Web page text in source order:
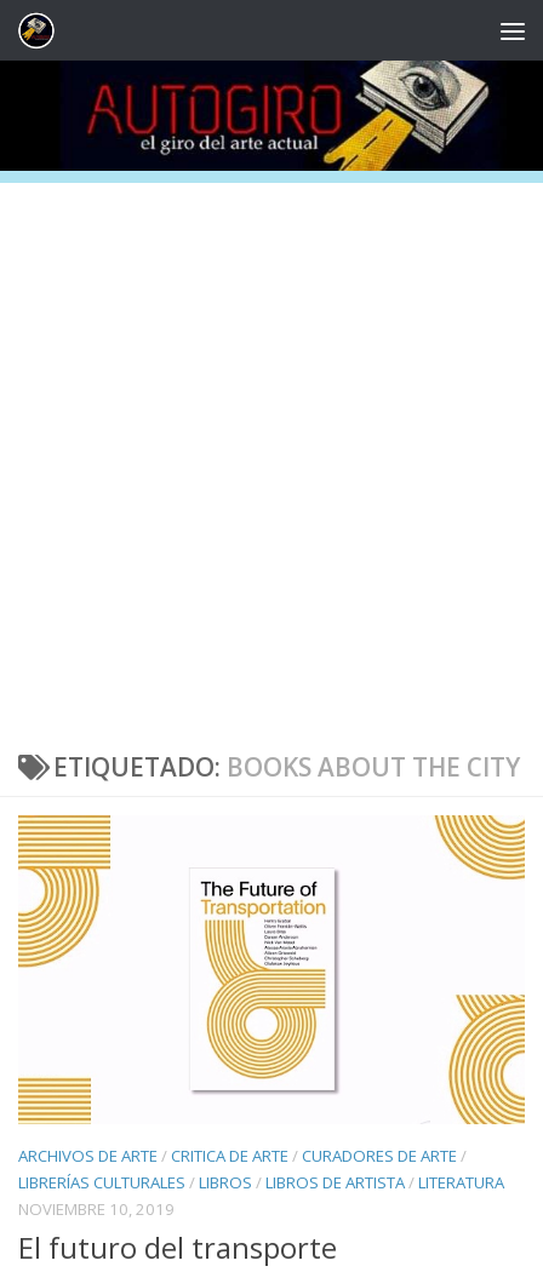
Saltar al contenido
ETIQUETADO: BOOKS ABOUT THE CITY
ARCHIVOS DE ARTE /CRITICA DE ARTE /CURADORES DE ARTE /
LIBRERÍAS CULTURALES /LIBROS /LIBROS DE ARTISTA/LITERATURA
NOVIEMBRE 10, 2019
El futuro del transporte